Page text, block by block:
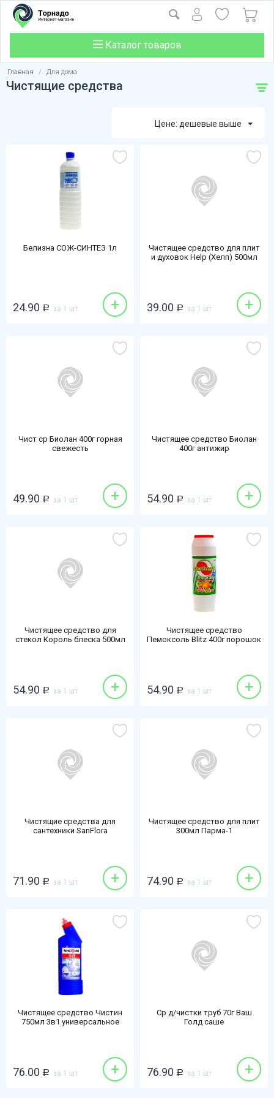
Каталог товаров
Главная / Для дома
Чистящие средства
Цене: дешевые выше
Белизна СОЖ-СИНТЕЗ 1л
24.90 Р за 1 шт +
Чистящее средство для плит
и духовок Help (Хелп) 500мл
39.00 Р за 1 шт +
Чист ср Биолан 400г горная
свежесть
49.90 Р за 1 шт +
Чистящее средство Биолан
400г антижир
54.90 Р за 1 шт +
Чистящее средство для
стекол Король блеска 500мл
54.90 Р за 1 шт +
Чистящее средство
Пемоксоль Blitz 400г порошок
54.90 Р за 1 шт +
Чистящие средства для
сантехники SanFlora
71.90 Р за 1 шт +
Чистящее средство для плит
300мл Парма-1
74.90 Р за 1 шт +
Чистящее средство Чистин
750мл 3в1 универсальное
76.00 Р за 1 шт +
Ср д/чистки труб 70г Ваш
Голд саше
76.90 Р за 1 шт +